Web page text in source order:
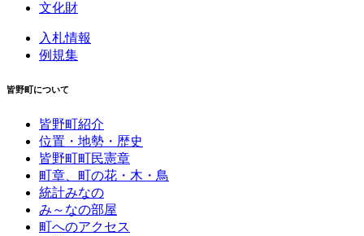
文化財
入札情報
例規集
皆野町について
皆野町紹介
位置・地勢・歴史
皆野町町民憲章
町章、町の花・木・鳥
統計みなの
み～なの部屋
町へのアクセス